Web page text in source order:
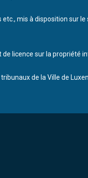
mis à disposition sur
licence sur la propriété
de la Ville de